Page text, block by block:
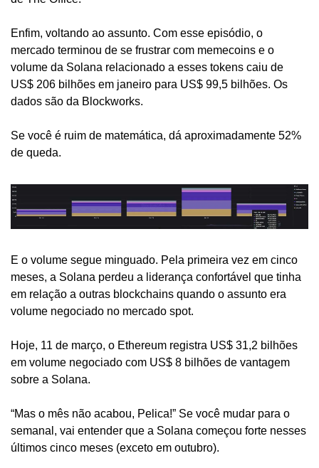
Enfim, voltando ao assunto. Com esse episódio, o
mercado terminou de se frustrar com memecoins e o
volume da Solana relacionado a esses tokens caiu de
US$ 206 bilhões em janeiro para US$ 99,5 bilhões. Os
dados são da Blockworks.
Se você é ruim de matemática, dá aproximadamente 52%
de queda.
E o volume segue minguado. Pela primeira vez em cinco
meses, a Solana perdeu a liderança confortável que tinha
em relação a outras blockchains quando o assunto era
volume negociado no mercado spot.
Hoje, 11 de março, o Ethereum registra US$ 31,2 bilhões
em volume negociado com US$ 8 bilhões de vantagem
sobre a Solana.
“Mas o mês não acabou, Pelica!” Se você mudar para o
semanal, vai entender que a Solana começou forte nesses
últimos cinco meses (exceto em outubro).